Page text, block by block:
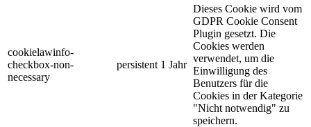
cookielawinfo-
checkbox-non-
necessary
persistent 1 Jahr
Dieses Cookie wird vom
GDPR Cookie Consent
Plugin gesetzt. Die
Cookies werden
verwendet, um die
Einwilligung des
Benutzers für die
Cookies in der Kategorie
"Nicht notwendig" zu
speichern.